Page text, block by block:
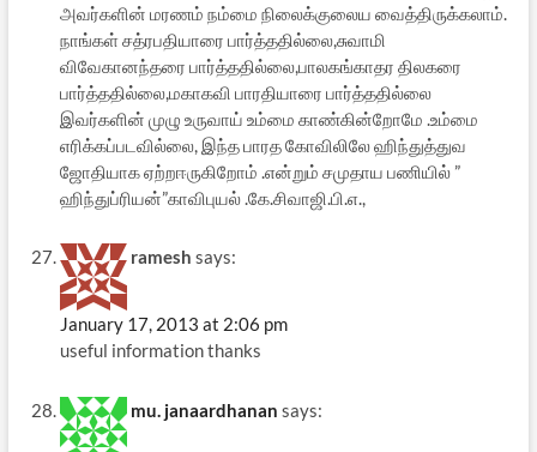
அவர்களின் மரணம் நம்மை நிலைக்குலைய வைத்திருக்கலாம்.
நாங்கள் சத்ரபதியாரை பார்த்ததில்லை,சுவாமி
விவேகானந்தரை பார்த்ததில்லை,பாலகங்காதர திலகரை
பார்த்ததில்லை,மகாகவி பாரதியாரை பார்த்ததில்லை
இவர்களின் முழு உருவாய் உம்மை காண்கின்றோமே .உம்மை
எரிக்கப்படவில்லை, இந்த பாரத கோவிலிலே ஹிந்துத்துவ
ஜோதியாக ஏற்றஈருகிறோம் .என்றும் சமுதாய பணியில் ”
ஹிந்துப்ரியன்”காவிபுயல் .கே.சிவாஜி.பி.எ.,
ramesh says:
January 17, 2013 at 2:06 pm
useful information thanks
mu. janaardhanan says: